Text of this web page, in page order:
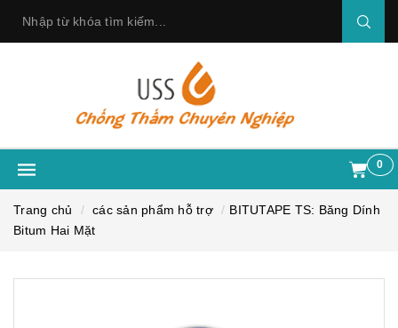
0
Trang chủ các sản phẩm hỗ trợ
BITUTAPE TS: Băng Dính
Bitum Hai Mặt